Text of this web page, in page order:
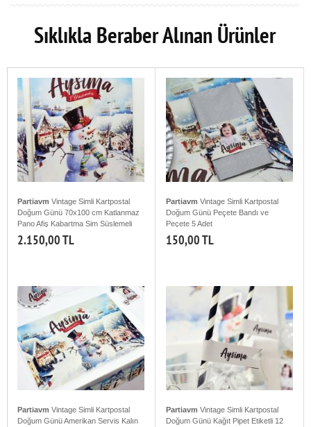
Sıklıkla Beraber Alınan Ürünler
Partiavm Vintage Simli Kartpostal
Doğum Günü 70x100 cm Katlanmaz
Pano Afiş Kabartma Sim Süslemeli
2.150,00 TL
Partiavm Vintage Simli Kartpostal
Doğum Günü Peçete Bandı ve
Peçete 5 Adet
150,00 TL
Partiavm Vintage Simli Kartpostal
Doğum Günü Amerikan Servis Kalın
Partiavm Vintage Simli Kartpostal
Doğum Günü Kağıt Pipet Etiketli 12